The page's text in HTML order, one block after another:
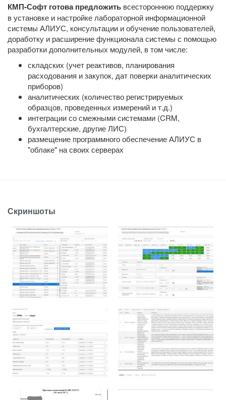
КМП-Софт готова предложить всестороннюю поддержку
в установке и настройке лабораторной информационной
системы АЛИУС, консультации и обучение пользователей,
доработку и расширение функционала системы с помощью
разработки дополнительных модулей, в том числе:
складских (учет реактивов, планирования
расходования и закупок, дат поверки аналитических
приборов)
аналитических (количество регистрируемых
образцов, проведенных измерений и т.д.)
интеграции со смежными системами (CRM,
бухгалтерские, другие ЛИС)
размещение программного обеспечение АЛИУС в
"облаке" на своих серверах
Скриншоты